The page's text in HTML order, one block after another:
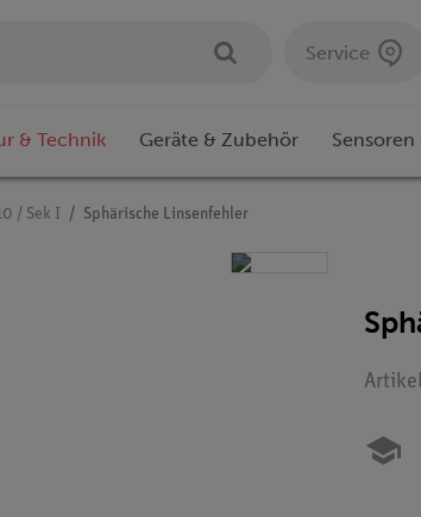
Service
& Technik Geräte & Zubehör Sensoren
/ Sek I Sphärische Linsenfehler